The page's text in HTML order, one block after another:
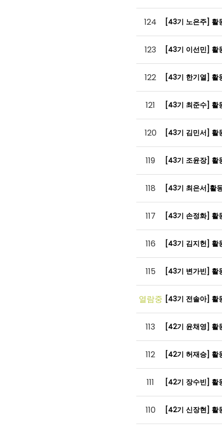
124 [43기 노은주] 활
123 [43기 이선민] 활
122 [43기 한기열] 활
121 [43기 최준수] 활
120 [43기 김민서] 활
119 [43기 조윤장] 활
118 [43기 최은서]활
117 [43기 손정화] 활
116 [43기 김지헌] 활
115 [43기 변가빈] 활
열람중 [43기 전솔아] 활
113 [42기 윤채영] 활
112 [42기 허재승] 활
111 [42기 장수빈] 활
110 [42기 신장현] 활